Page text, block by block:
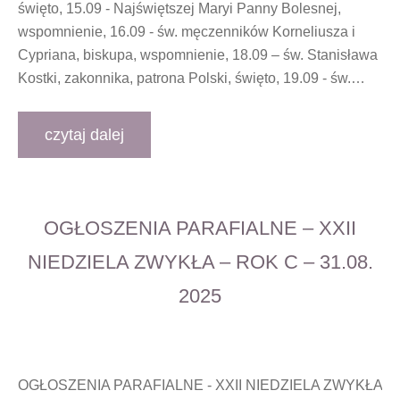
święto, 15.09 - Najświętszej Maryi Panny Bolesnej,
wspomnienie, 16.09 - św. męczenników Korneliusza i
Cypriana, biskupa, wspomnienie, 18.09 – św. Stanisława
Kostki, zakonnika, patrona Polski, święto, 19.09 - św.…
czytaj dalej
OGŁOSZENIA PARAFIALNE – XXII
NIEDZIELA ZWYKŁA – ROK C – 31.08.
2025
OGŁOSZENIA PARAFIALNE - XXII NIEDZIELA ZWYKŁA